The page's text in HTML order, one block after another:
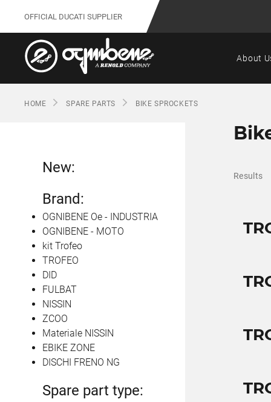
OFFICIAL DUCATI SUPPLIER
About
HOME SPARE PARTS BIKE SPROCKETS
Results
New:
Brand:
OGNIBENE Oe - INDUSTRIA
OGNIBENE - MOTO
kit Trofeo
TROFEO
DID
FULBAT
NISSIN
ZCOO
Materiale NISSIN
EBIKE ZONE
DISCHI FRENO NG
Spare part type: